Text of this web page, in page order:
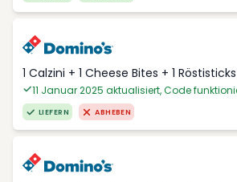
1 Calzini + 1 Cheese Bites + 1
11 Januar 2025 aktualisiert, Code
LIEFERN ABHEBEN